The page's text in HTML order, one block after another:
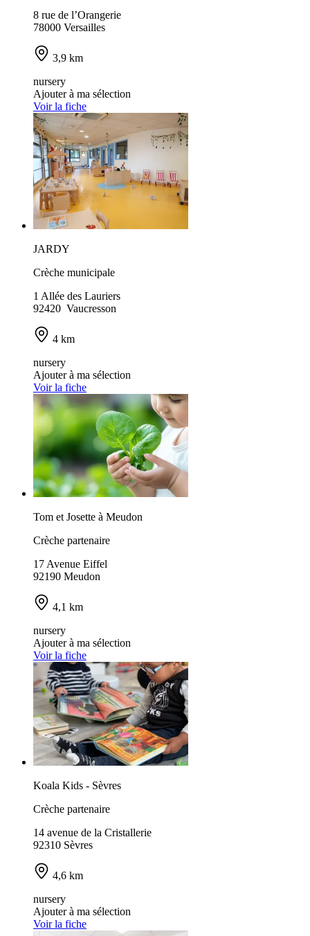
8 rue de l’Orangerie
78000 Versailles
3,9 km
nursery
Ajouter à ma sélection
Voir la fiche
JARDY
Crèche municipale
1 Allée des Lauriers
92420 Vaucresson
4 km
nursery
Ajouter à ma sélection
Voir la fiche
Tom et Josette à Meudon
Crèche partenaire
17 Avenue Eiffel
92190 Meudon
4,1 km
nursery
Ajouter à ma sélection
Voir la fiche
Koala Kids - Sèvres
Crèche partenaire
14 avenue de la Cristallerie
92310 Sèvres
4,6 km
nursery
Ajouter à ma sélection
Voir la fiche